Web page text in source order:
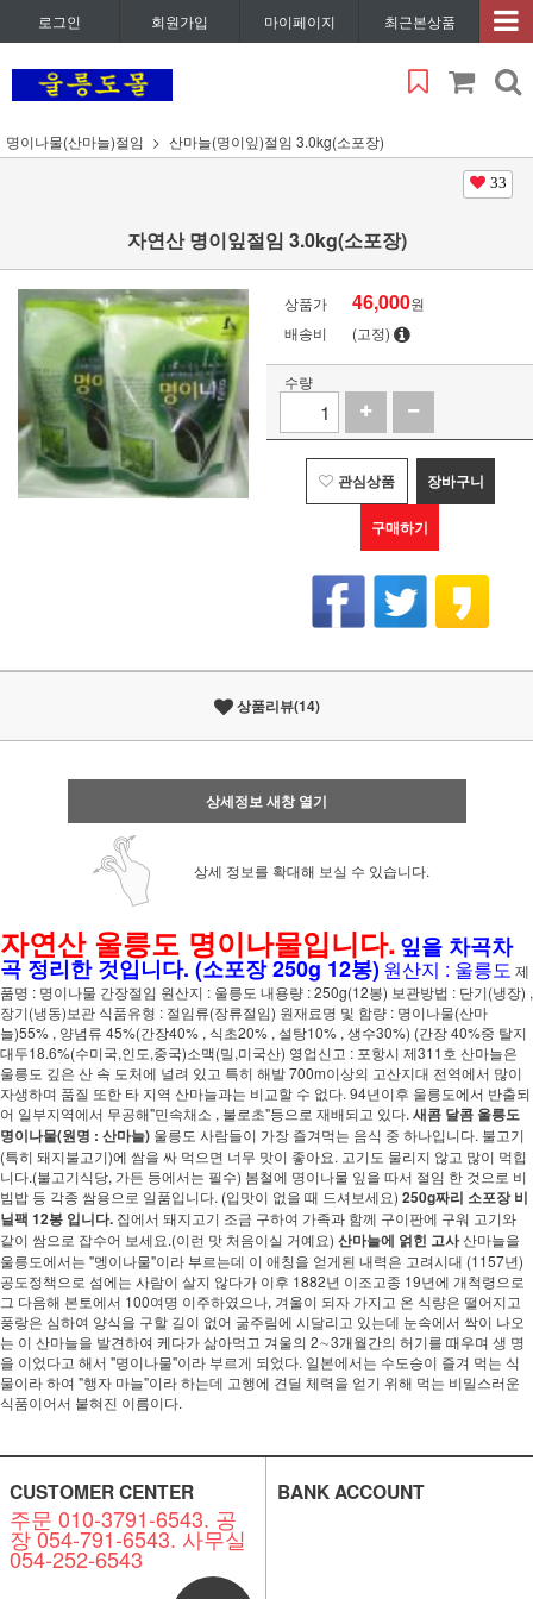
로그인 회원가입 마이페이지 최근본상품
명이나물(산마늘)절임 산마늘(명이잎)절임 3.0kg(소포장)
33
자연산 명이잎절임 3.0kg(소포장)
상품가 46,000원
배송비
(고정)
수량
관심상품 장바구니
구매하기
상품리뷰(14)
상세정보 새창 열기
상세 정보를 확대해 보실 수 있습니다.
자연산 울릉도 명이나물입니다.잎을 차곡차
곡 정리한 것입니다. (소포장 250g 12봉)원산지 : 울릉도 제
품명 : 명이나물 간장절임 원산지 : 울릉도 내용량 : 250g(12봉) 보관방법 : 단기(냉장) ,
장기(냉동)보관 식품유형 : 절임류(장류절임) 원재료명 및 함량 : 명이나물(산마
늘)55% , 양념류 45%(간장40% , 식초20% , 설탕10% , 생수30%) (간장 40%중 탈지
대두18.6%(수미국,인도,중국)소맥(밀,미국산) 영업신고 : 포항시 제311호 산마늘은
울릉도 깊은 산 속 도처에 널려 있고 특히 해발 700m이상의 고산지대 전역에서 많이
자생하며 품질 또한 타 지역 산마늘과는 비교할 수 없다. 94년이후 울릉도에서 반출되
어 일부지역에서 무공해"민속채소 , 불로초"등으로 재배되고 있다. 새콤 달콤 울릉도
명이나물(원명 : 산마늘) 울릉도 사람들이 가장 즐겨먹는 음식 중 하나입니다. 불고기
(특히 돼지불고기)에 쌈을 싸 먹으면 너무 맛이 좋아요. 고기도 물리지 않고 많이 먹힙
니다.(불고기식당, 가든 등에서는 필수) 봄철에 명이나물 잎을 따서 절임 한 것으로 비
빔밥 등 각종 쌈용으로 일품입니다. (입맛이 없을 때 드셔보세요) 250g짜리 소포장 비
닐팩 12봉 입니다. 집에서 돼지고기 조금 구하여 가족과 함께 구이판에 구워 고기와
같이 쌈으로 잡수어 보세요.(이런 맛 처음이실 거예요) 산마늘에 얽힌 고사산마늘을
울릉도에서는 "멩이나물"이라 부르는데 이 애칭을 얻게된 내력은 고려시대 (1157년)
공도정책으로 섬에는 사람이 살지 않다가 이후 1882년 이조고종 19년에 개척령으로
그 다음해 본토에서 100여명 이주하였으나, 겨울이 되자 가지고 온 식량은 떨어지고
풍랑은 심하여 양식을 구할 길이 없어 굶주림에 시달리고 있는데 눈속에서 싹이 나오
는 이 산마늘을 발견하여 케다가 삶아먹고 겨울의 2∼3개월간의 허기를 때우며 생 명
을 이었다고 해서 "명이나물"이라 부르게 되었다. 일본에서는 수도승이 즐겨 먹는 식
물이라 하여 "행자 마늘"이라 하는데 고행에 견딜 체력을 얻기 위해 먹는 비밀스러운
식품이어서 붙혀진 이름이다.
CUSTOMER CENTER
주문 010-3791-6543. 공
장 054-791-6543. 사무실
054-252-6543
BANK ACCOUNT